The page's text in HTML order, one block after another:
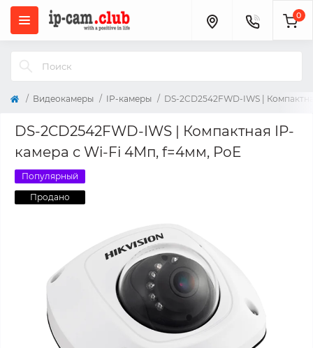
0
Видеокамеры IP-камеры DS-2CD2542FWD-IWS |
DS-2CD2542FWD-IWS | Компактная IP-
камера с Wi-Fi 4Мп, f=4мм, PoE
Популярный
Продано